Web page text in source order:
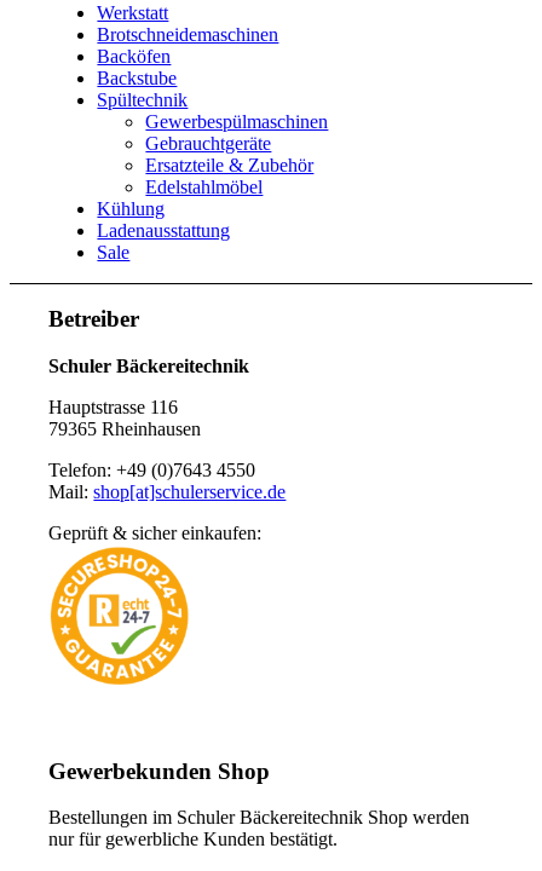
Werkstatt
Brotschneidemaschinen
Backöfen
Backstube
Spültechnik
Gewerbespülmaschinen
Gebrauchtgeräte
Ersatzteile & Zubehör
Edelstahlmöbel
Kühlung
Ladenausstattung
Sale
Betreiber
Schuler Bäckereitechnik
Hauptstrasse 116
79365 Rheinhausen
Telefon: +49 (0)7643 4550
Mail:shop[at]schulerservice.de
Geprüft & sicher einkaufen:
Gewerbekunden Shop
Bestellungen im Schuler Bäckereitechnik Shop werden
nur für gewerbliche Kunden bestätigt.